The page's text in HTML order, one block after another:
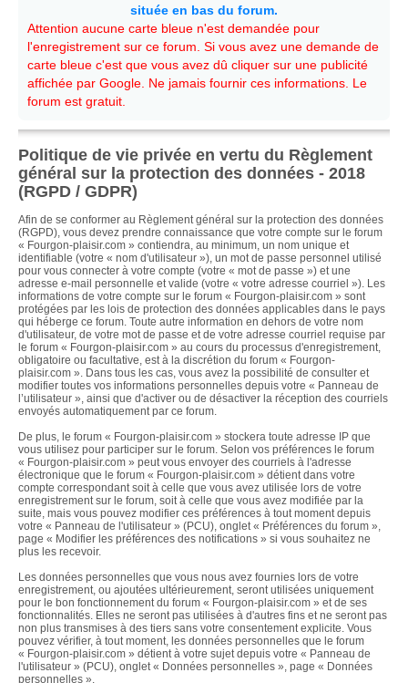
située en bas du forum.
Attention aucune carte bleue n'est demandée pour
l'enregistrement sur ce forum. Si vous avez une demande de
carte bleue c'est que vous avez dû cliquer sur une publicité
affichée par Google. Ne jamais fournir ces informations. Le
forum est gratuit.
Politique de vie privée en vertu du Règlement
général sur la protection des données - 2018
(RGPD / GDPR)
Afin de se conformer au Règlement général sur la protection des données
(RGPD), vous devez prendre connaissance que votre compte sur le forum
« Fourgon-plaisir.com » contiendra, au minimum, un nom unique et
identifiable (votre « nom d'utilisateur »), un mot de passe personnel utilisé
pour vous connecter à votre compte (votre « mot de passe ») et une
adresse e-mail personnelle et valide (votre « votre adresse courriel »). Les
informations de votre compte sur le forum « Fourgon-plaisir.com » sont
protégées par les lois de protection des données applicables dans le pays
qui héberge ce forum. Toute autre information en dehors de votre nom
d'utilisateur, de votre mot de passe et de votre adresse courriel requise par
le forum « Fourgon-plaisir.com » au cours du processus d'enregistrement,
obligatoire ou facultative, est à la discrétion du forum « Fourgon-
plaisir.com ». Dans tous les cas, vous avez la possibilité de consulter et
modifier toutes vos informations personnelles depuis votre « Panneau de
l’utilisateur », ainsi que d'activer ou de désactiver la réception des courriels
envoyés automatiquement par ce forum.
De plus, le forum « Fourgon-plaisir.com » stockera toute adresse IP que
vous utilisez pour participer sur le forum. Selon vos préférences le forum
« Fourgon-plaisir.com » peut vous envoyer des courriels à l'adresse
électronique que le forum « Fourgon-plaisir.com » détient dans votre
compte correspondant soit à celle que vous avez utilisée lors de votre
enregistrement sur le forum, soit à celle que vous avez modifiée par la
suite, mais vous pouvez modifier ces préférences à tout moment depuis
votre « Panneau de l'utilisateur » (PCU), onglet « Préférences du forum »,
page « Modifier les préférences des notifications » si vous souhaitez ne
plus les recevoir.
Les données personnelles que vous nous avez fournies lors de votre
enregistrement, ou ajoutées ultérieurement, seront utilisées uniquement
pour le bon fonctionnement du forum « Fourgon-plaisir.com » et de ses
fonctionnalités. Elles ne seront pas utilisées à d'autres fins et ne seront pas
non plus transmises à des tiers sans votre consentement explicite. Vous
pouvez vérifier, à tout moment, les données personnelles que le forum
« Fourgon-plaisir.com » détient à votre sujet depuis votre « Panneau de
l'utilisateur » (PCU), onglet « Données personnelles », page « Données
personnelles ».